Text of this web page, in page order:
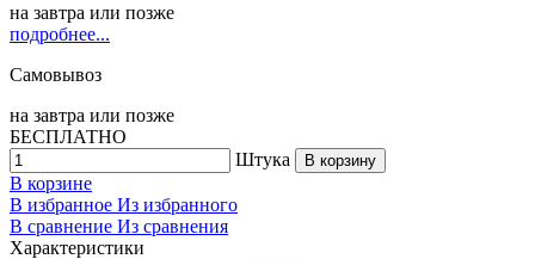
на завтра или позже
подробнее...
Самовывоз
на завтра или позже
БЕСПЛАТНО
Штука
В корзину
В корзине
В избранное Из избранного
В сравнение Из сравнения
Характеристики